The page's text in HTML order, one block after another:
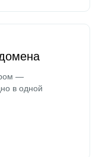
—
в одной